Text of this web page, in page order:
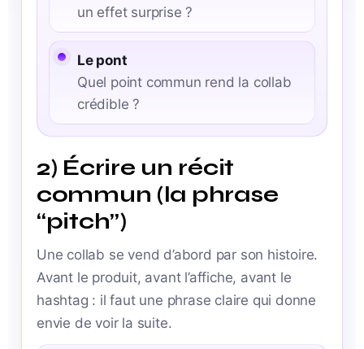
un effet surprise ?
Le pont
Quel point commun rend la collab
crédible ?
2) Écrire un récit
commun (la phrase
“pitch”)
Une collab se vend d’abord par son histoire.
Avant le produit, avant l’affiche, avant le
hashtag : il faut une phrase claire qui donne
envie de voir la suite.